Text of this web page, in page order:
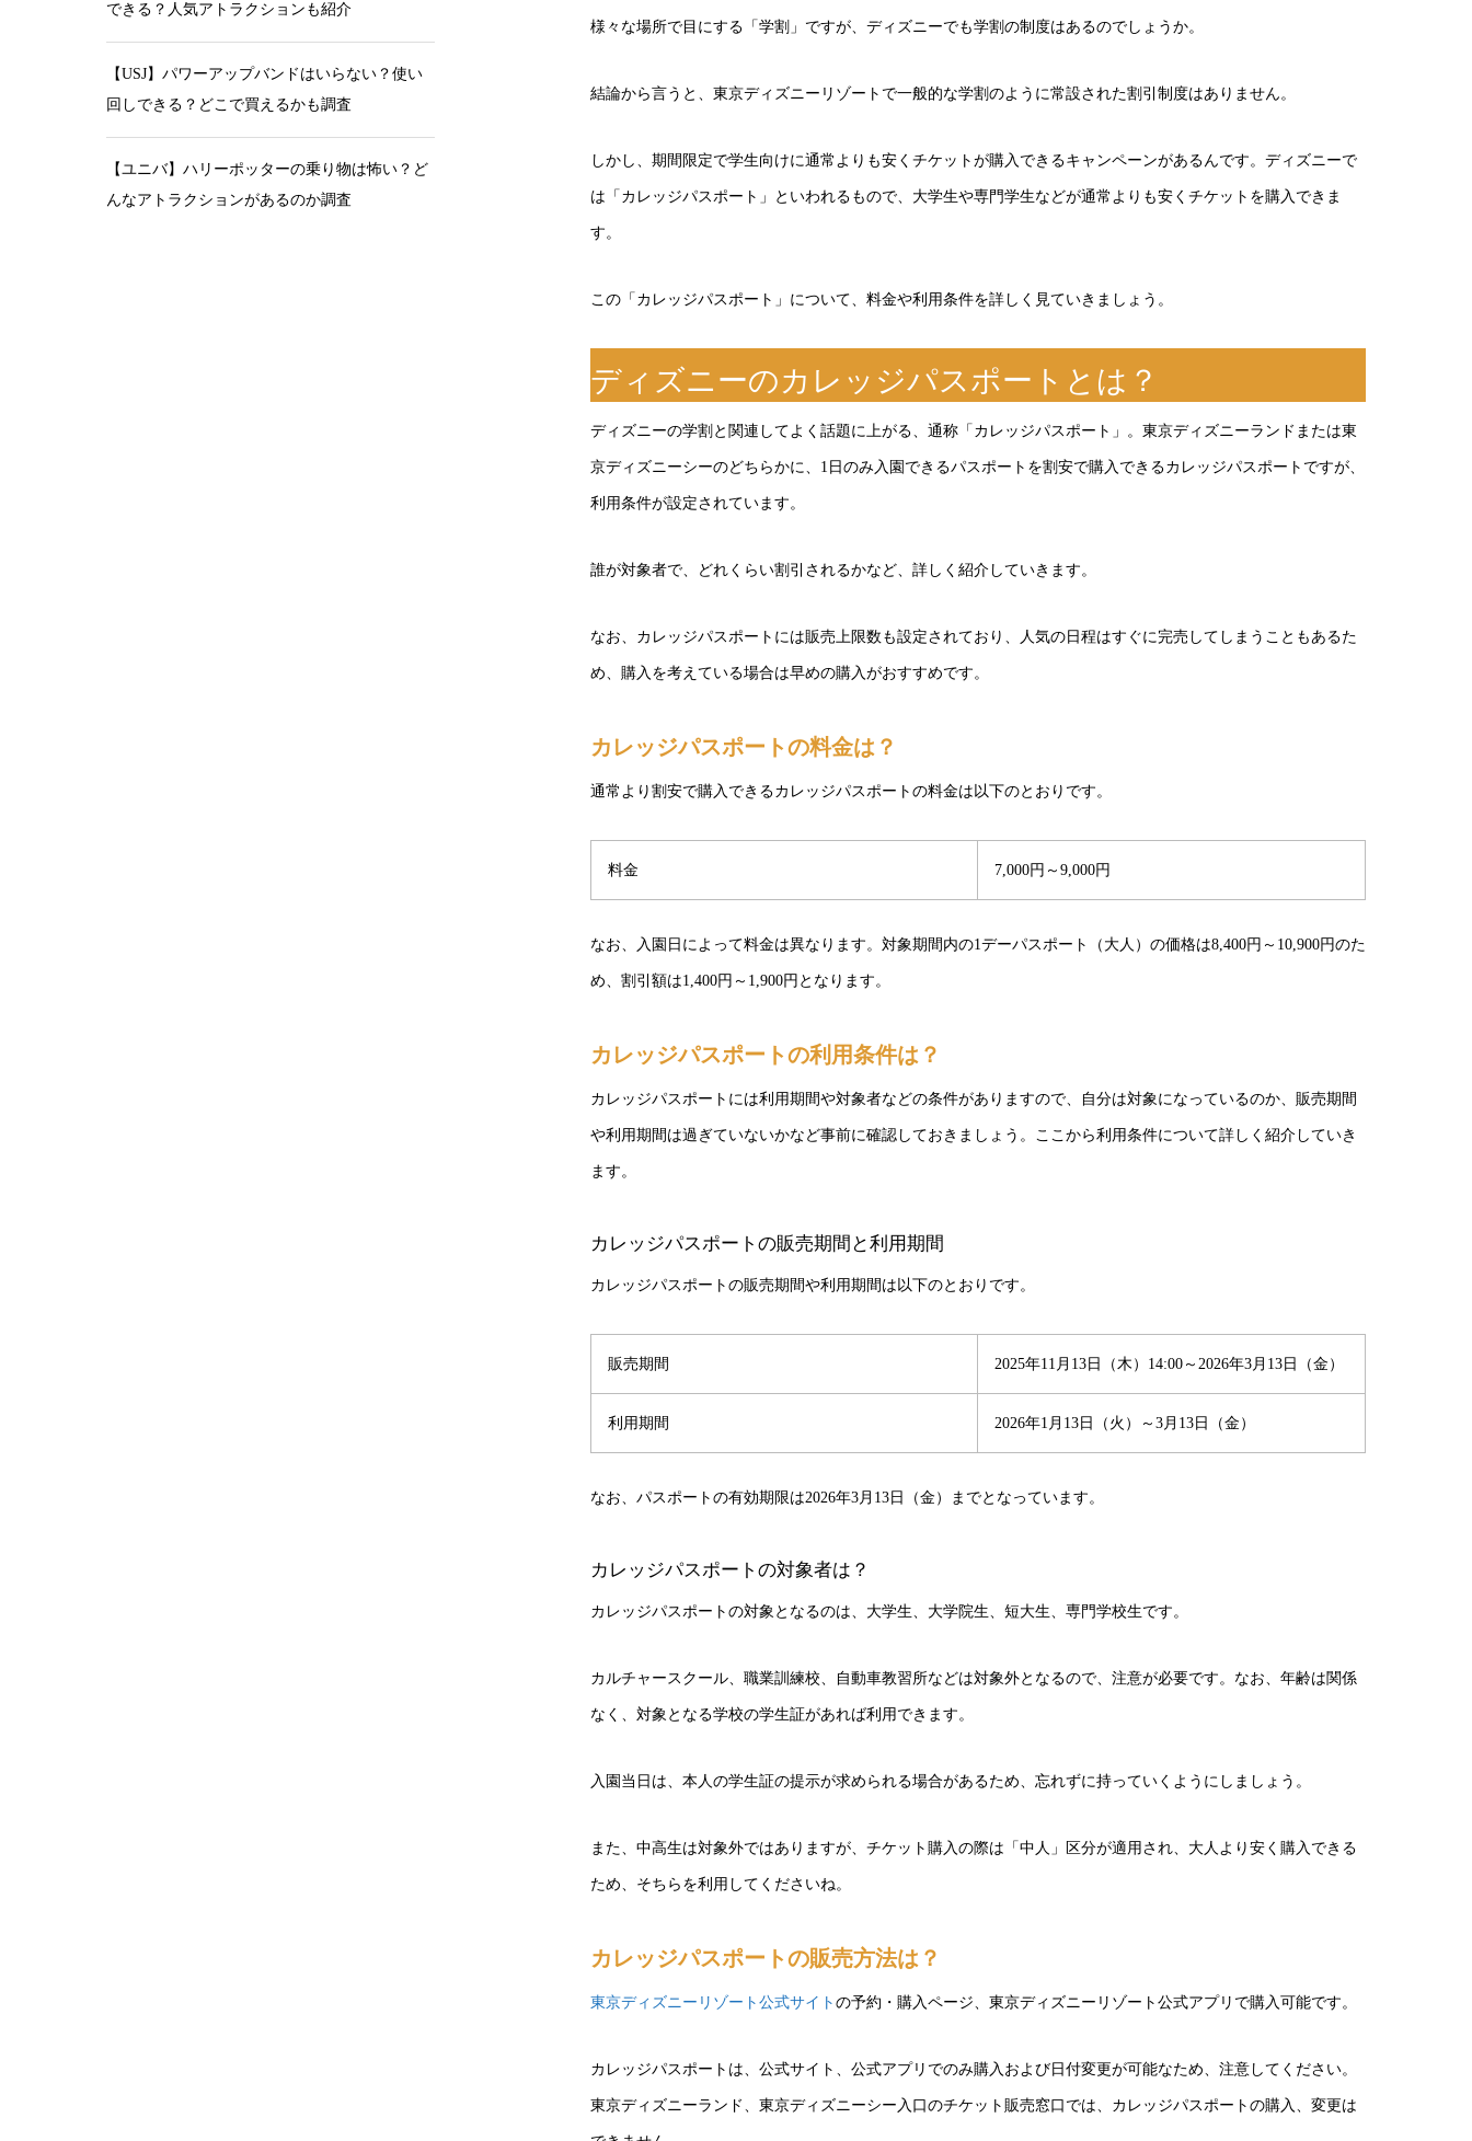
様々な場所で目にする「学割」ですが、ディズニーでも学割の制度はあるのでしょうか。
結論から言うと、東京ディズニーリゾートで一般的な学割のように常設された割引制度はありません。
しかし、期間限定で学生向けに通常よりも安くチケットが購入できるキャンペーンがあるんです。ディズニーで
は「カレッジパスポート」といわれるもので、大学生や専門学生などが通常よりも安くチケットを購入できま
す。
この「カレッジパスポート」について、料金や利用条件を詳しく見ていきましょう。
ディズニーのカレッジパスポートとは？
ディズニーの学割と関連してよく話題に上がる、通称「カレッジパスポート」。東京ディズニーランドまたは東
京ディズニーシーのどちらかに、1日のみ入園できるパスポートを割安で購入できるカレッジパスポートですが、
利用条件が設定されています。
誰が対象者で、どれくらい割引されるかなど、詳しく紹介していきます。
なお、カレッジパスポートには販売上限数も設定されており、人気の日程はすぐに完売してしまうこともあるた
め、購入を考えている場合は早めの購入がおすすめです。
カレッジパスポートの料金は？
通常より割安で購入できるカレッジパスポートの料金は以下のとおりです。
料金 7,000円～9,000円
なお、入園日によって料金は異なります。対象期間内の1デーパスポート（大人）の価格は8,400円～10,900円のた
め、割引額は1,400円～1,900円となります。
カレッジパスポートの利用条件は？
カレッジパスポートには利用期間や対象者などの条件がありますので、自分は対象になっているのか、販売期間
や利用期間は過ぎていないかなど事前に確認しておきましょう。ここから利用条件について詳しく紹介していき
ます。
カレッジパスポートの販売期間と利用期間
カレッジパスポートの販売期間や利用期間は以下のとおりです。
販売期間 2025年11月13日（木）14:00～2026年3月13日（金）
利用期間 2026年1月13日（火）～3月13日（金）
なお、パスポートの有効期限は2026年3月13日（金）までとなっています。
カレッジパスポートの対象者は？
カレッジパスポートの対象となるのは、大学生、大学院生、短大生、専門学校生です。
カルチャースクール、職業訓練校、自動車教習所などは対象外となるので、注意が必要です。なお、年齢は関係
なく、対象となる学校の学生証があれば利用できます。
入園当日は、本人の学生証の提示が求められる場合があるため、忘れずに持っていくようにしましょう。
また、中高生は対象外ではありますが、チケット購入の際は「中人」区分が適用され、大人より安く購入できる
ため、そちらを利用してくださいね。
カレッジパスポートの販売方法は？
東京ディズニーリゾート公式サイト の予約・購入ページ、東京ディズニーリゾート公式アプリで購入可能です。
カレッジパスポートは、公式サイト、公式アプリでのみ購入および日付変更が可能なため、注意してください。
東京ディズニーランド、東京ディズニーシー入口のチケット販売窓口では、カレッジパスポートの購入、変更は
できる？人気アトラクションも紹介
【USJ】パワーアップバンドはいらない？使い
回しできる？どこで買えるかも調査
【ユニバ】ハリーポッターの乗り物は怖い？ど
んなアトラクションがあるのか調査